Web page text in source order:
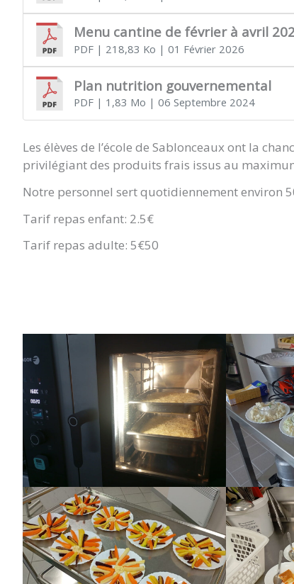
Menu cantine de février à avril
PDF| 218,83 Ko | 01 Février 2026
Plan nutrition gouvernemental
PDF| 1,83 Mo | 06 Septembre 2024
Les élèves de l’école de Sablonceaux ont la
privilégiant des produits frais issus au
Notre personnel sert quotidiennement environ
Tarif repas enfant: 2.5€
Tarif repas adulte: 5€50